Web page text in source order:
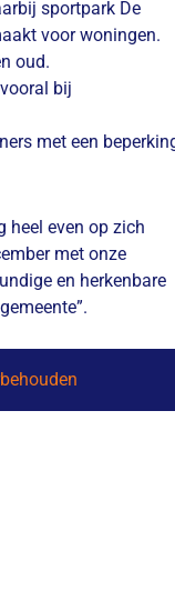
sportpark De
voor woningen.
oud.
bij
met een
heel even op zich
met onze
en herkenbare